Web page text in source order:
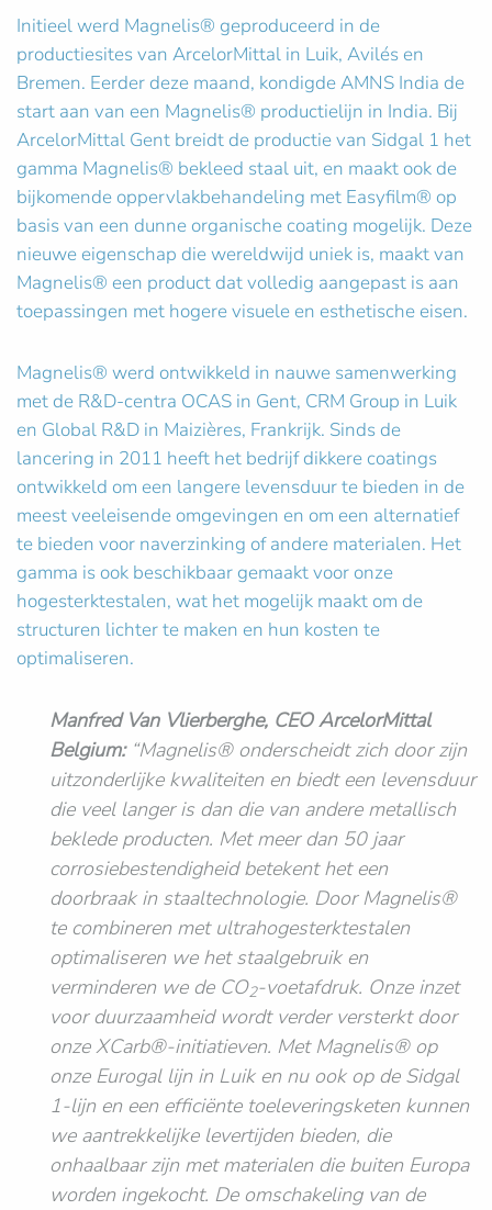
Initieel werd Magnelis® geproduceerd in de
productiesites van ArcelorMittal in Luik, Avilés en
Bremen. Eerder deze maand, kondigde AMNS India de
start aan van een Magnelis® productielijn in India. Bij
ArcelorMittal Gent breidt de productie van Sidgal 1 het
gamma Magnelis® bekleed staal uit, en maakt ook de
bijkomende oppervlakbehandeling met Easyfilm® op
basis van een dunne organische coating mogelijk. Deze
nieuwe eigenschap die wereldwijd uniek is, maakt van
Magnelis® een product dat volledig aangepast is aan
toepassingen met hogere visuele en esthetische eisen.
Magnelis® werd ontwikkeld in nauwe samenwerking
met de R&D-centra OCAS in Gent, CRM Group in Luik
en Global R&D in Maizières, Frankrijk. Sinds de
lancering in 2011 heeft het bedrijf dikkere coatings
ontwikkeld om een langere levensduur te bieden in de
meest veeleisende omgevingen en om een alternatief
te bieden voor naverzinking of andere materialen. Het
gamma is ook beschikbaar gemaakt voor onze
hogesterktestalen, wat het mogelijk maakt om de
structuren lichter te maken en hun kosten te
optimaliseren.
Manfred Van Vlierberghe, CEO ArcelorMittal
Belgium:“Magnelis® onderscheidt zich door zijn
uitzonderlijke kwaliteiten en biedt een levensduur
die veel langer is dan die van andere metallisch
beklede producten. Met meer dan 50 jaar
corrosiebestendigheid betekent het een
doorbraak in staaltechnologie. Door Magnelis®
te combineren met ultrahogesterktestalen
optimaliseren we het staalgebruik en
verminderen we de CO2-voetafdruk. Onze inzet
voor duurzaamheid wordt verder versterkt door
onze XCarb®-initiatieven. Met Magnelis® op
onze Eurogal lijn in Luik en nu ook op de Sidgal
1-lijn en een efficiënte toeleveringsketen kunnen
we aantrekkelijke levertijden bieden, die
onhaalbaar zijn met materialen die buiten Europa
worden ingekocht. De omschakeling van de